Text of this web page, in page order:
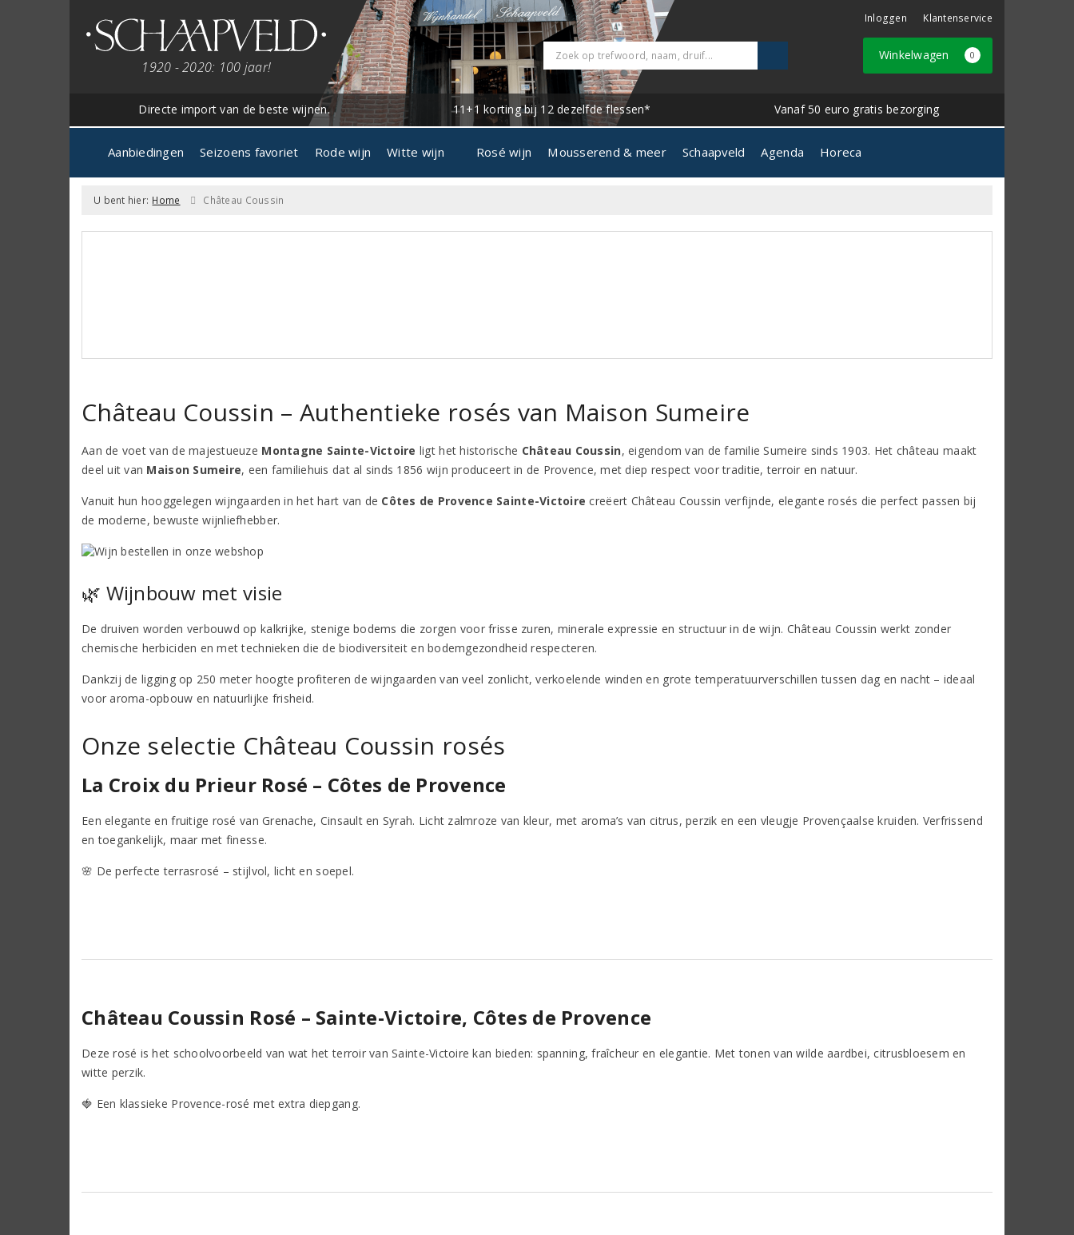
1920 - 2020: 100 jaar!
Inloggen Klantenservice
Winkelwagen 0
Directe import van de beste wijnen. 11+1 korting bij 12 dezelfde flessen* Vanaf 50 euro gratis bezorging
Aanbiedingen Seizoens favoriet Rode wijn Witte wijn Rosé wijn Mousserend & meer Schaapveld Agenda Horeca
U bent hier: Home Château Coussin
Château Coussin – Authentieke rosés van Maison Sumeire
Aan de voet van de majestueuze Montagne Sainte-Victoire ligt het historische Château Coussin, eigendom van de familie Sumeire sinds 1903. Het château maakt
deel uit van Maison Sumeire, een familiehuis dat al sinds 1856 wijn produceert in de Provence, met diep respect voor traditie, terroir en natuur.
Vanuit hun hooggelegen wijngaarden in het hart van de Côtes de Provence Sainte-Victoire creëert Château Coussin verfijnde, elegante rosés die perfect passen bij
de moderne, bewuste wijnliefhebber.
🌿 Wijnbouw met visie
De druiven worden verbouwd op kalkrijke, stenige bodems die zorgen voor frisse zuren, minerale expressie en structuur in de wijn. Château Coussin werkt zonder
chemische herbiciden en met technieken die de biodiversiteit en bodemgezondheid respecteren.
Dankzij de ligging op 250 meter hoogte profiteren de wijngaarden van veel zonlicht, verkoelende winden en grote temperatuurverschillen tussen dag en nacht – ideaal
voor aroma-opbouw en natuurlijke frisheid.
Onze selectie Château Coussin rosés
La Croix du Prieur Rosé – Côtes de Provence
Een elegante en fruitige rosé van Grenache, Cinsault en Syrah. Licht zalmroze van kleur, met aroma’s van citrus, perzik en een vleugje Provençaalse kruiden. Verfrissend
en toegankelijk, maar met finesse.
🌸 De perfecte terrasrosé – stijlvol, licht en soepel.
Château Coussin Rosé – Sainte-Victoire, Côtes de Provence
Deze rosé is het schoolvoorbeeld van wat het terroir van Sainte-Victoire kan bieden: spanning, fraîcheur en elegantie. Met tonen van wilde aardbei, citrusbloesem en
witte perzik.
🍓 Een klassieke Provence-rosé met extra diepgang.